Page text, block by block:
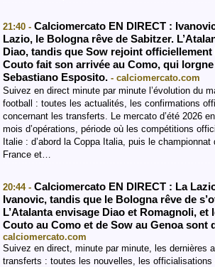
21:40 - Calciomercato EN DIRECT :
Lazio, le Bologna rêve de Sabitzer.
Diao, tandis que Sow rejoint officiellement
Couto fait son arrivée au Como, qui
Sebastiano Esposito. - calciomercato.com
Suivez en direct minute par minute l’évolution du
football : toutes les actualités, les confirmations
concernant les transferts. Le mercato d’été 2026
mois d’opérations, période où les compétitions
Italie : d’abord la Coppa Italia, puis le
France et…
20:44 - Calciomercato EN DIRECT : La
Ivanovic, tandis que le Bologna rêve de
L’Atalanta envisage Diao et Romagnoli, et
Couto au Como et de Sow au Genoa sont
calciomercato.com
Suivez en direct, minute par minute, les dernières
transferts : toutes les nouvelles, les officialisations